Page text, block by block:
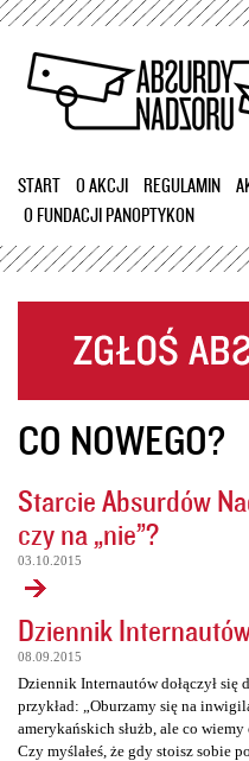
Przejdź
treści
START O AKCJI REGULAMIN
O FUNDACJI PANOPTYKON
CO NOWEGO?
Starcie Absurdów
czy na „nie”?
03.10.2015
Dziennik
08.09.2015
Dziennik Internautów dołączył się
przykład: „Oburzamy się na
amerykańskich służb, ale co
Czy myślałeś, że gdy stoisz sobie